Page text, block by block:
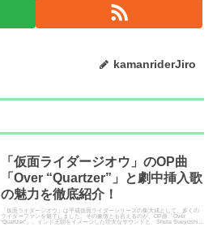
kamanriderJiro
「仮面ライダージオウ」のOP曲
「Over “Quartzer”」と劇中挿入歌
の魅力を徹底紹介！
「仮面ライダージオウ」は平成仮面ライダーシリーズの集大成として、多くの
ライダーファンを魅了しました。その象徴とも言えるのが、OP曲「Over
“Quartzer”」。インド王朝をイメージした壮大なサウンドと、Shuta Sueyoshiと